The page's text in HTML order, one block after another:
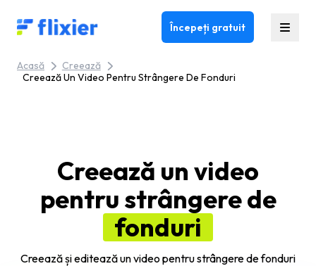
Flixier logo - Home Începeți gratuit
Acasă
Creează
Creează Un Video Pentru Strângere De Fonduri
Creează un video
pentru strângere de
fonduri
Creează și editează un video pentru strângere de fonduri